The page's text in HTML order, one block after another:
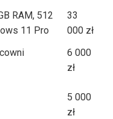
RAM, 512
11 Pro
33
000 zł
6 000
zł
5 000
zł